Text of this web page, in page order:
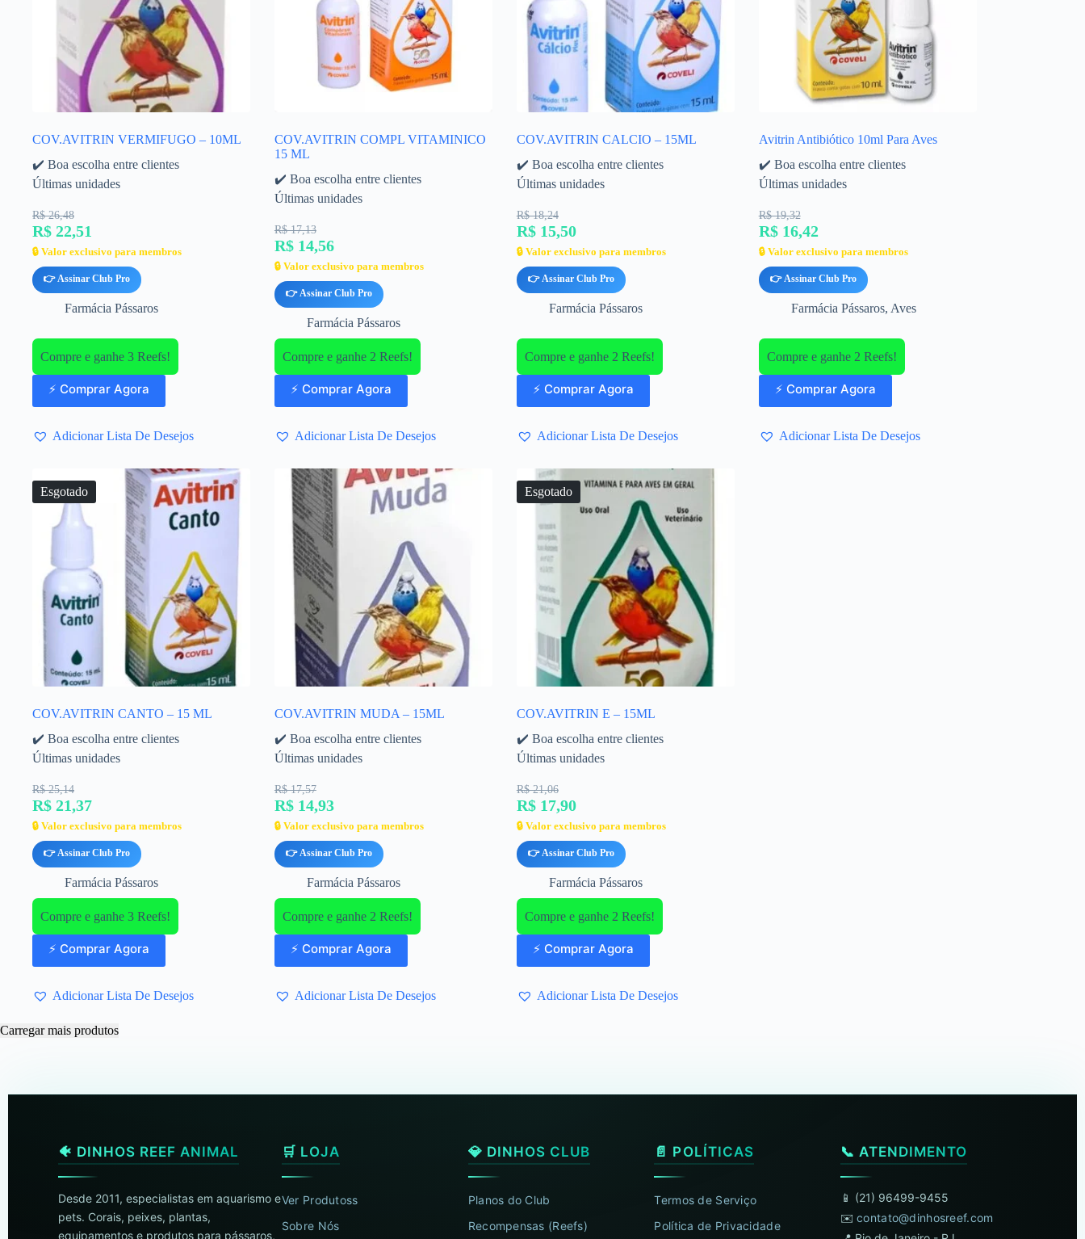
COV.AVITRIN VERMIFUGO – 10ML
✔️ Boa escolha entre clientes
Últimas unidades
R$ 26,48
R$ 22,51
🔒 Valor exclusivo para membros
👉 Assinar Club Pro
Farmácia Pássaros
Compre e ganhe 3 Reefs!
⚡ Comprar Agora
Adicionar Lista De Desejos
COV.AVITRIN COMPL VITAMINICO
15 ML
✔️ Boa escolha entre clientes
Últimas unidades
R$ 17,13
R$ 14,56
🔒 Valor exclusivo para membros
👉 Assinar Club Pro
Farmácia Pássaros
Compre e ganhe 2 Reefs!
⚡ Comprar Agora
Adicionar Lista De Desejos
COV.AVITRIN CALCIO – 15ML
✔️ Boa escolha entre clientes
Últimas unidades
R$ 18,24
R$ 15,50
🔒 Valor exclusivo para membros
👉 Assinar Club Pro
Farmácia Pássaros
Compre e ganhe 2 Reefs!
⚡ Comprar Agora
Adicionar Lista De Desejos
Avitrin Antibiótico 10ml Para Aves
✔️ Boa escolha entre clientes
Últimas unidades
R$ 19,32
R$ 16,42
🔒 Valor exclusivo para membros
👉 Assinar Club Pro
Farmácia Pássaros, Aves
Compre e ganhe 2 Reefs!
⚡ Comprar Agora
Adicionar Lista De Desejos
Esgotado
COV.AVITRIN CANTO – 15 ML
✔️ Boa escolha entre clientes
Últimas unidades
R$ 25,14
R$ 21,37
🔒 Valor exclusivo para membros
👉 Assinar Club Pro
Farmácia Pássaros
Compre e ganhe 3 Reefs!
⚡ Comprar Agora
Adicionar Lista De Desejos
COV.AVITRIN MUDA – 15ML
✔️ Boa escolha entre clientes
Últimas unidades
R$ 17,57
R$ 14,93
🔒 Valor exclusivo para membros
👉 Assinar Club Pro
Farmácia Pássaros
Compre e ganhe 2 Reefs!
⚡ Comprar Agora
Adicionar Lista De Desejos
Esgotado
COV.AVITRIN E – 15ML
✔️ Boa escolha entre clientes
Últimas unidades
R$ 21,06
R$ 17,90
🔒 Valor exclusivo para membros
👉 Assinar Club Pro
Farmácia Pássaros
Compre e ganhe 2 Reefs!
⚡ Comprar Agora
Adicionar Lista De Desejos
Carregar mais produtos
🐠 DINHOS REEF ANIMAL
Desde 2011, especialistas em aquarismo e
pets. Corais, peixes, plantas,
equipamentos e produtos para pássaros,
🛒 LOJA
Ver Produtoss
Sobre Nós
💎 DINHOS CLUB
Planos do Club
Recompensas (Reefs)
📄 POLÍTICAS
Termos de Serviço
Política de Privacidade
📞 ATENDIMENTO
📱 (21) 96499-9455
✉️contato@dinhosreef.com